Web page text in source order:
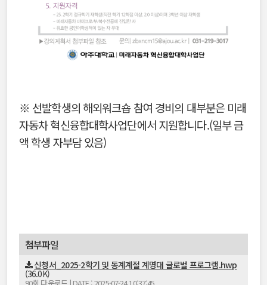
※ 선발학생의 해외워크숍 참여 경비의 대부분은 미래
자동차 혁신융합대학사업단에서 지원합니다.(일부 금
액 학생 자부담 있음)
첨부파일
신청서_2025-2학기 및 동계계절 계명대 글로벌 프로그램.hwp
(36.0K)